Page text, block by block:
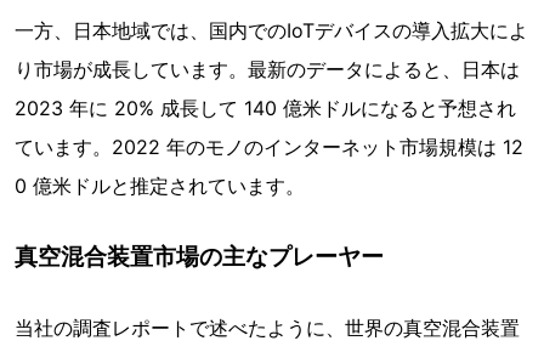
一方、日本地域では、国内でのIoTデバイスの導入拡大によ
り市場が成長しています。最新のデータによると、日本は
2023 年に 20% 成長して 140 億米ドルになると予想され
ています。2022 年のモノのインターネット市場規模は 12
0 億米ドルと推定されています。
真空混合装置市場の主なプレーヤー
当社の調査レポートで述べたように、世界の真空混合装置